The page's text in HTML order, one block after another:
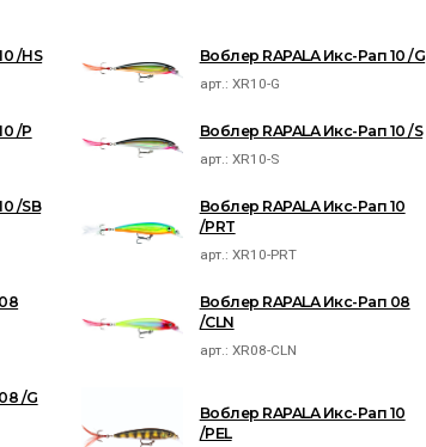
/HS Воблер RAPALA Икс-Рап 10 /G
арт.: XR10-G
/P Воблер RAPALA Икс-Рап 10 /S
арт.: XR10-S
/SB
Воблер RAPALA Икс-Рап 10
/PRT
арт.: XR10-PRT
Воблер RAPALA Икс-Рап 08
/CLN
арт.: XR08-CLN
/G
Воблер RAPALA Икс-Рап 10
/PEL